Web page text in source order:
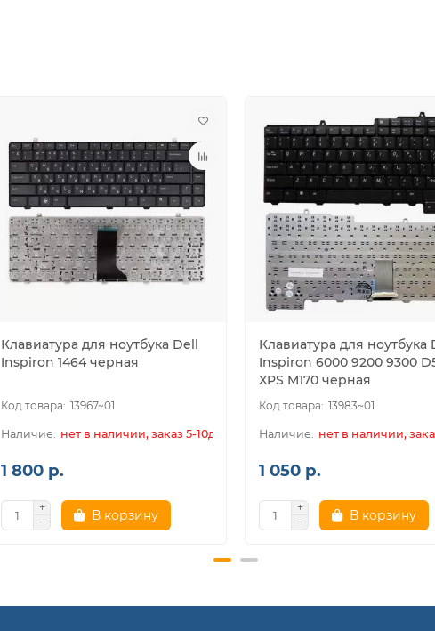
Клавиатура для ноутбука Dell
Inspiron 1464 черная
13967~01
нет в наличии, заказ 5-10дн.
1 800 р.
В корзину
Клавиатура для ноутбука
Inspiron 6000 9200 9300
XPS M170 черная
13983~01
нет в наличии,
1 050 р.
В корзину